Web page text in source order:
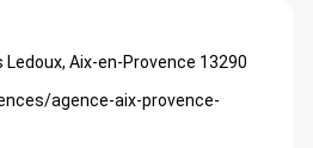
Ledoux, Aix-en-Provence 13290
agence-aix-provence-